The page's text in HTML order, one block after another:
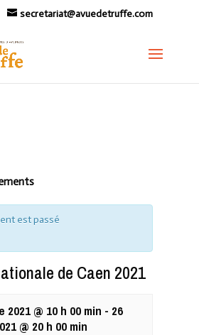
secretariat@avuedetruffe.com
est passé
de Caen 2021
2021 @ 10 h 00 min - 26
@ 20 h 00 min